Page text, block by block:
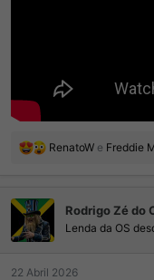
R
ç
õ
e
s
RenatoW e Freddie
Rodrigo Zé do
Lenda da OS
22 Abril 2026